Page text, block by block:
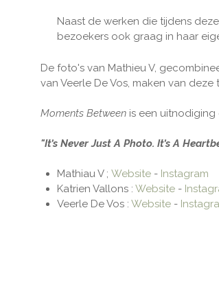
Naast de werken die tijdens
bezoekers ook graag in haar
De foto's van Mathieu V,
van Veerle De Vos, maken van
Moments Between is een
"It’s Never Just A Photo. It’s A
Mathiau V ; Website - Instagram
Katrien Vallons : Website -
Veerle De Vos : Website -